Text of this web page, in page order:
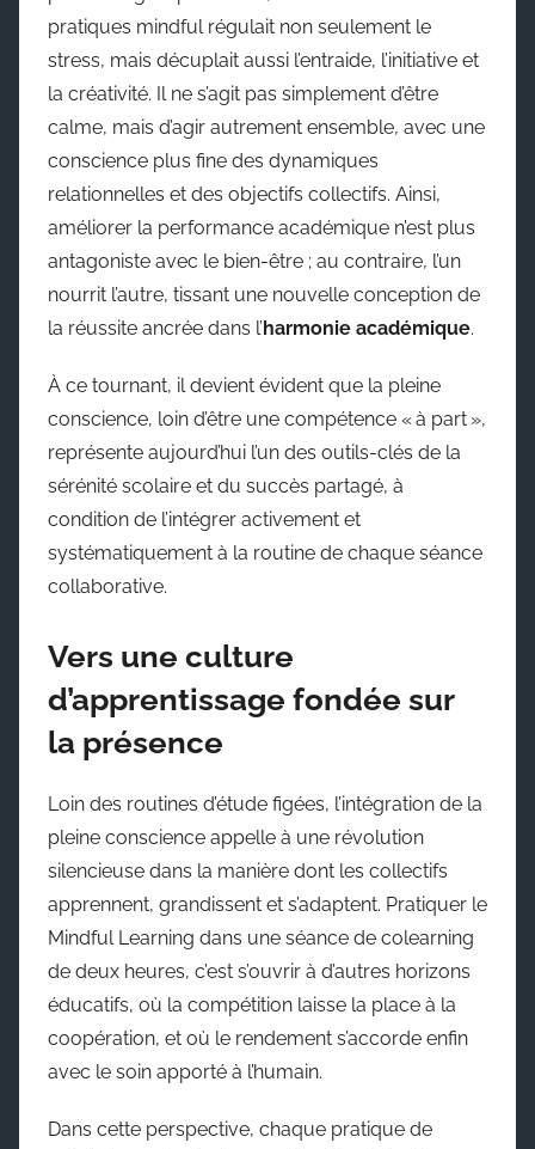
pratiques mindful régulait non seulement le
stress, mais décuplait aussi l’entraide, l’initiative et
la créativité. Il ne s’agit pas simplement d’être
calme, mais d’agir autrement ensemble, avec une
conscience plus fine des dynamiques
relationnelles et des objectifs collectifs. Ainsi,
améliorer la performance académique n’est plus
antagoniste avec le bien-être ; au contraire, l’un
nourrit l’autre, tissant une nouvelle conception de
la réussite ancrée dans l’ harmonie académique.
À ce tournant, il devient évident que la pleine
conscience, loin d’être une compétence « à part »,
représente aujourd’hui l’un des outils-clés de la
sérénité scolaire et du succès partagé, à
condition de l’intégrer activement et
systématiquement à la routine de chaque séance
collaborative.
Vers une culture
d’apprentissage fondée sur
la présence
Loin des routines d’étude figées, l’intégration de la
pleine conscience appelle à une révolution
silencieuse dans la manière dont les collectifs
apprennent, grandissent et s’adaptent. Pratiquer le
Mindful Learning dans une séance de colearning
de deux heures, c’est s’ouvrir à d’autres horizons
éducatifs, où la compétition laisse la place à la
coopération, et où le rendement s’accorde enfin
avec le soin apporté à l’humain.
Dans cette perspective, chaque pratique de